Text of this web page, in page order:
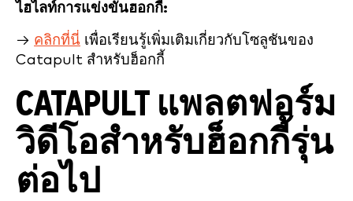
ไฮไลท์การแข่งขันฮอกกี้:
→ คลิกที่นี่ เพื่อเรียนรู้เพิ่มเติมเกี่ยวกับโซลูชันของ
Catapult สำหรับฮ็อกกี้
CATAPULT แพลตฟอร์ม
วิดีโอสำหรับฮ็อกกี้รุ่น
ต่อไป